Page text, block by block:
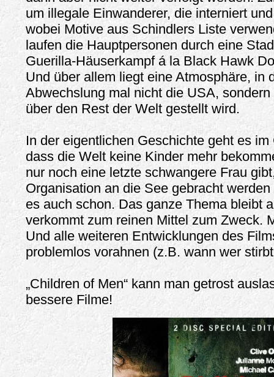
um illegale Einwanderer, die interniert
wobei Motive aus Schindlers Liste
laufen die Hauptpersonen durch eine
Guerilla-Häuserkampf á la Black Hawk
Und über allem liegt eine Atmosphäre, in
Abwechslung mal nicht die USA,
über den Rest der Welt gestellt wird.
In der eigentlichen Geschichte geht es im
dass die Welt keine Kinder mehr
nur noch eine letzte schwangere Frau
Organisation an die See gebracht
es auch schon. Das ganze Thema bleibt
verkommt zum reinen Mittel zum Zweck.
Und alle weiteren Entwicklungen des
problemlos vorahnen (z.B. wann wer
„Children of Men“ kann man getrost
bessere Filme!